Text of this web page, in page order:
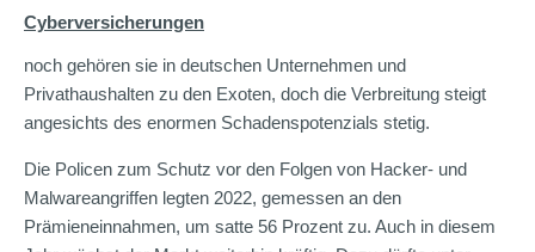
Cyberversicherungen
noch gehören sie in deutschen Unternehmen und
Privathaushalten zu den Exoten, doch die Verbreitung steigt
angesichts des enormen Schadenspotenzials stetig.
Die Policen zum Schutz vor den Folgen von Hacker- und
Malwareangriffen legten 2022, gemessen an den
Prämieneinnahmen, um satte 56 Prozent zu. Auch in diesem